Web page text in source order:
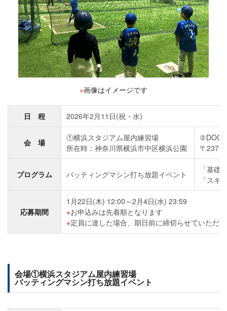
※画像はイメージです
日 程 2026年2月11日(祝・水)
会 場
①横浜スタジアム屋内練習場
所在時：神奈川県横浜市中区横浜公園
〒237-
プログラム バッティングマシン打ち放題イベント
「基礎
「スキ
応募期間
1月22日(木) 12:00～2月4日(水) 23:59
お申込みは先着順となります
定員に達した場合、期日前に締切らせていただ
会場①横浜スタジアム屋内練習場
バッティングマシン打ち放題イベント